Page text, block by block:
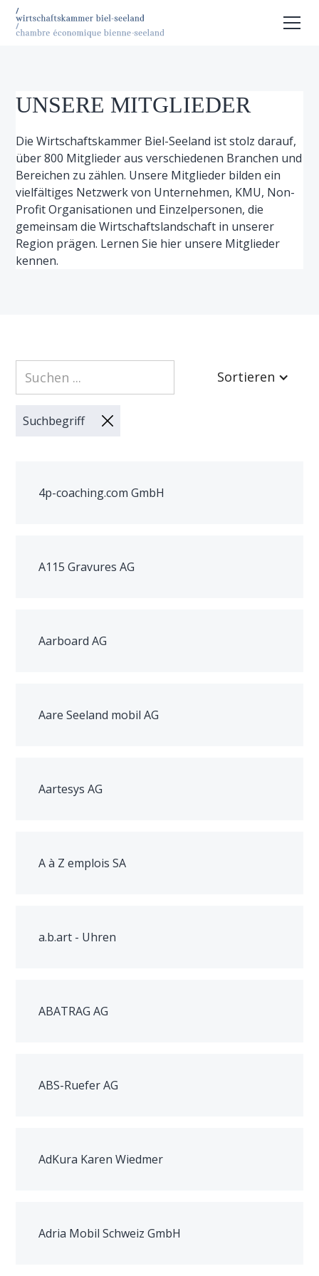
UNSERE MITGLIEDER
Die Wirtschaftskammer Biel-Seeland ist stolz darauf,
über 800 Mitglieder aus verschiedenen Branchen und
Bereichen zu zählen. Unsere Mitglieder bilden ein
vielfältiges Netzwerk von Unternehmen, KMU, Non-
Profit Organisationen und Einzelpersonen, die
gemeinsam die Wirtschaftslandschaft in unserer
Region prägen. Lernen Sie hier unsere Mitglieder
kennen.
Suchbegriff
Sortieren
4p-coaching.com GmbH
A115 Gravures AG
Aarboard AG
Aare Seeland mobil AG
Aartesys AG
A à Z emplois SA
a.b.art - Uhren
ABATRAG AG
ABS-Ruefer AG
AdKura Karen Wiedmer
Adria Mobil Schweiz GmbH